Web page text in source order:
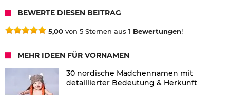
BEWERTE DIESEN BEITRAG
5,00 von 5 Sternen aus 1 Bewertungen!
MEHR IDEEN FÜR VORNAMEN
30 nordische Mädchennamen mit
detaillierter Bedeutung & Herkunft